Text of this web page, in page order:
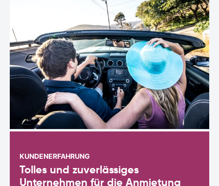
KUNDENERFAHRUNG
Tolles und zuverlässiges
Unternehmen für die Anmietung